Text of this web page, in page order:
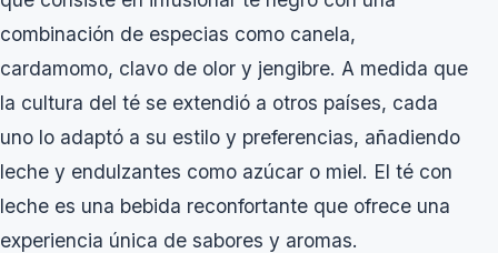
combinación de especias como canela,
cardamomo, clavo de olor y jengibre. A medida que
la cultura del té se extendió a otros países, cada
uno lo adaptó a su estilo y preferencias, añadiendo
leche y endulzantes como azúcar o miel. El té con
leche es una bebida reconfortante que ofrece una
experiencia única de sabores y aromas.